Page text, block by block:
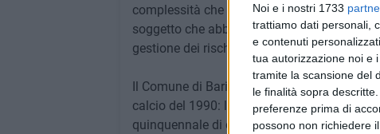
Noi e i nostri 1733
trattiamo dati personali,
e contenuti
tua autorizzazione noi e
tramite la scansione del
le finalità sopra
preferenze prima di
possono non richiedere
complessità che connota il contratto di
soggetto che abbia spiccate competenze
gestione dei rischi.
Il Comune di Bari è proprietario dello
calcio del 1990: la gestione dell'impianto è
quinquennale di concessione nel 2020, al